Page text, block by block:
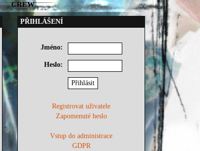
CREW
PŘIHLÁŠENÍ
Jméno:
Heslo:
Registrovat uživatele
Zapomenuté heslo
Vstup do administrace
GDPR